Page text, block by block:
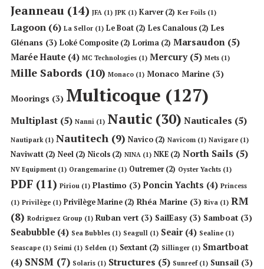
Jeanneau (14) JFA (1) JPK (1) Karver(2) Ker Foils (1)
Lagoon (6) La Sellor (1) Le Boat (2) Les Canalous (2) Les
Glénans (3) Loké Composite (2) Lorima (2) Marsaudon (5)
Marée Haute (4) MC Technologies (1) Mercury(5) Mets (1)
Mille Sabords (10) Monaco (1) Monaco Marine (3)
Moorings (3) Multicoque (127)
Multiplast (5) Nanni (1) Nautic (30) Nauticales (5)
Nautipark(1) Nautitech (9) Navico (2) Navicom (1) Navigare (1)
Naviwatt (2) Neel (2) Nicols (2) NINA (1) NKE (2) North Sails (5)
NV Equipment(1) Orangemarine (1) Outremer(2) Oyster Yachts (1)
PDF (11) Piriou (1) Plastimo (3) Poncin Yachts (4) Princess
(1) Privilège (1) Privilège Marine (2) Rhéa Marine (3) Riva (1) RM
(8) Rodriguez Group (1) Ruban vert (3) SailEasy(3) Samboat (3)
Seabubble (4) Sea Bubbles (1) Seagull (1) Seair(4) Sealine (1)
Seascape (1) Seimi (1) Selden (1) Sextant (2) Sillinger (1) Smartboat
(4) SNSM (7) Solaris (1) Structures (5) Sunreef(1) Sunsail (3)